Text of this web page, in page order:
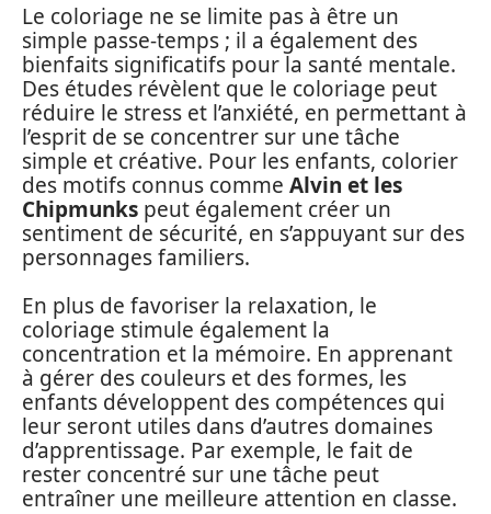
Le coloriage ne se limite pas à être un
simple passe-temps ; il a également des
bienfaits significatifs pour la santé mentale.
Des études révèlent que le coloriage peut
réduire le stress et l’anxiété, en permettant à
l’esprit de se concentrer sur une tâche
simple et créative. Pour les enfants, colorier
des motifs connus comme Alvin et les
Chipmunks peut également créer un
sentiment de sécurité, en s’appuyant sur des
personnages familiers.
En plus de favoriser la relaxation, le
coloriage stimule également la
concentration et la mémoire. En apprenant
à gérer des couleurs et des formes, les
enfants développent des compétences qui
leur seront utiles dans d’autres domaines
d’apprentissage. Par exemple, le fait de
rester concentré sur une tâche peut
entraîner une meilleure attention en classe.